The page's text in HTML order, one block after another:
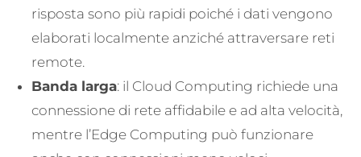
risposta sono più rapidi poiché i dati vengono
elaborati localmente anziché attraversare reti
remote.
Banda larga: il Cloud Computing richiede una
connessione di rete affidabile e ad alta velocità,
mentre l’Edge Computing può funzionare